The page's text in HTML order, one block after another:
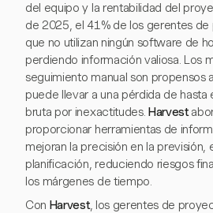
del equipo y la rentabilidad del
de 2025, el 41% de los gerentes
que no utilizan ningún software de
perdiendo información valiosa. Los
seguimiento manual son propensos
puede llevar a una pérdida de hasta
bruta por inexactitudes. Harvest
proporcionar herramientas de
mejoran la precisión en la previsión,
planificación, reduciendo riesgos
los márgenes de tiempo.
Con Harvest, los gerentes de